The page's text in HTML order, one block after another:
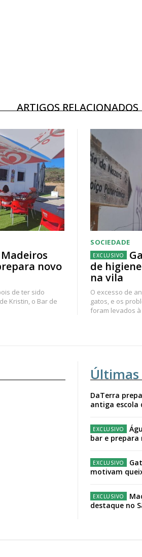
ARTIGOS RELACIONADOS
novo
de ter sido
Kristin, o Bar de
SOCIEDADE
de
na vila
O excesso de
gatos, e os
foram levados
DaTerra
antiga escola
bar e
motivam
destaque no